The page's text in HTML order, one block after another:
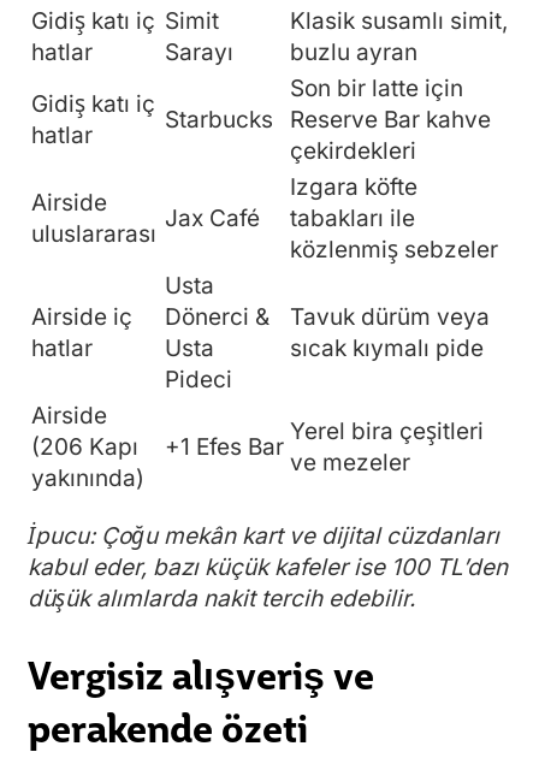
Gidiş katı iç
hatlar
Simit
Sarayı
Klasik susamlı simit,
buzlu ayran
Gidiş katı iç
hatlar
Starbucks
Son bir latte için
Reserve Bar kahve
çekirdekleri
Airside
uluslararası
Jax Café
Izgara köfte
tabakları ile
közlenmiş sebzeler
Airside iç
hatlar
Usta
Dönerci &
Usta
Pideci
Tavuk dürüm veya
sıcak kıymalı pide
Airside
(206 Kapı
yakınında)
+1 Efes Bar
Yerel bira çeşitleri
ve mezeler
İpucu: Çoğu mekân kart ve dijital cüzdanları
kabul eder, bazı küçük kafeler ise 100 TL’den
düşük alımlarda nakit tercih edebilir.
Vergisiz alışveriş ve
perakende özeti